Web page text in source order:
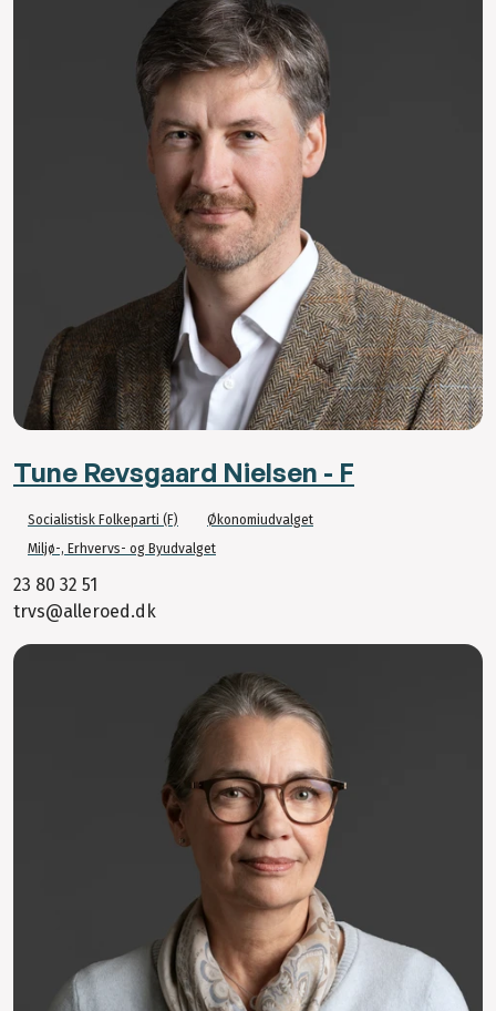
Tune Revsgaard Nielsen - F
Socialistisk Folkeparti (F)
Økonomiudvalget
Miljø-, Erhvervs- og Byudvalget
23 80 32 51
trvs@alleroed.dk